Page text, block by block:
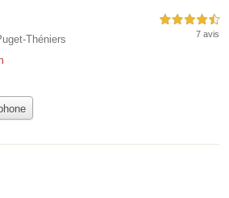
Théniers
4,5 étoiles sur 5
7 avis